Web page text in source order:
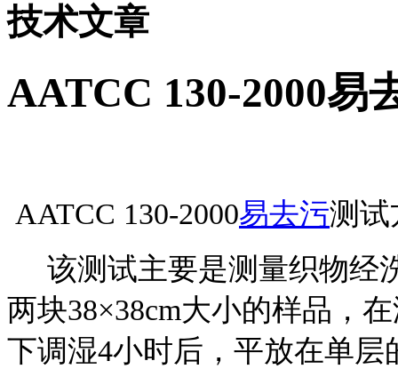
技术文章
AATCC 130-2000易
AATCC 130-2000易去污测试
该测试主要是测量织物经
两块38×38cm大小的样品，
下调湿4小时后，平放在单